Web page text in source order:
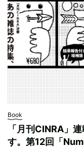
Book
「月刊CINRA」
す。第12回「